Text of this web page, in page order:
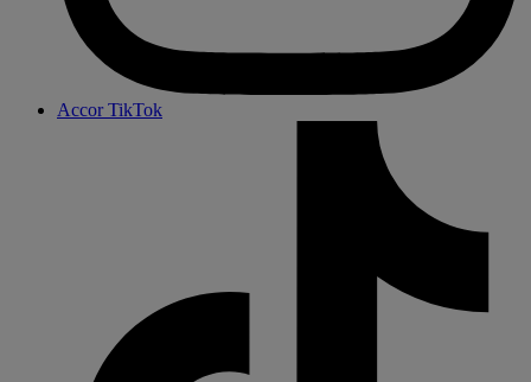
Accor TikTok